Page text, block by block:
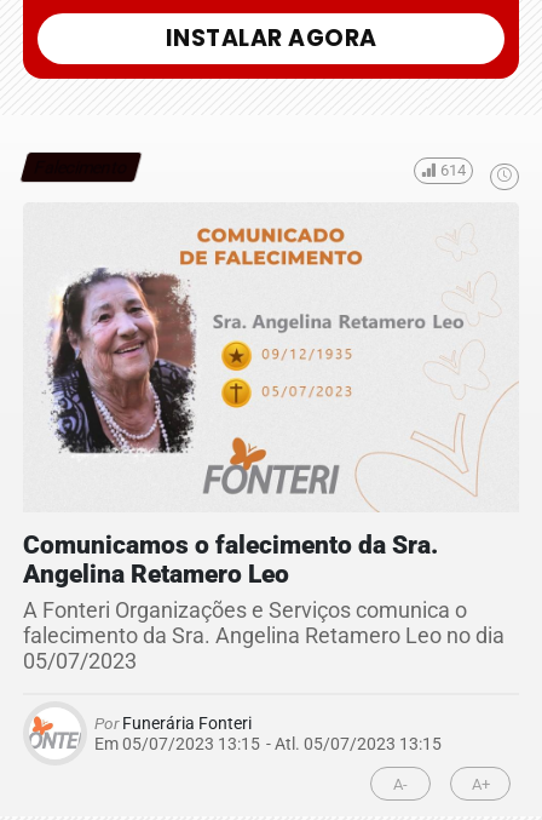
INSTALAR AGORA
614
Comunicamos o falecimento da Sra.
Angelina Retamero Leo
A Fonteri Organizações e Serviços comunica o
falecimento da Sra. Angelina Retamero Leo no dia
05/07/2023
PorFunerária Fonteri
Em 05/07/2023 13:15 - Atl. 05/07/2023 13:15
A- A+